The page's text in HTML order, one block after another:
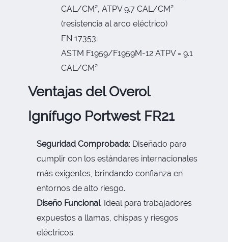
CAL/CM², ATPV 9.7 CAL/CM²
(resistencia al arco eléctrico)
EN 17353
ASTM F1959/F1959M-12 ATPV = 9.1
CAL/CM²
Ventajas del Overol
Ignífugo Portwest FR21
Seguridad Comprobada: Diseñado para
cumplir con los estándares internacionales
más exigentes, brindando confianza en
entornos de alto riesgo.
Diseño Funcional: Ideal para trabajadores
expuestos a llamas, chispas y riesgos
eléctricos.